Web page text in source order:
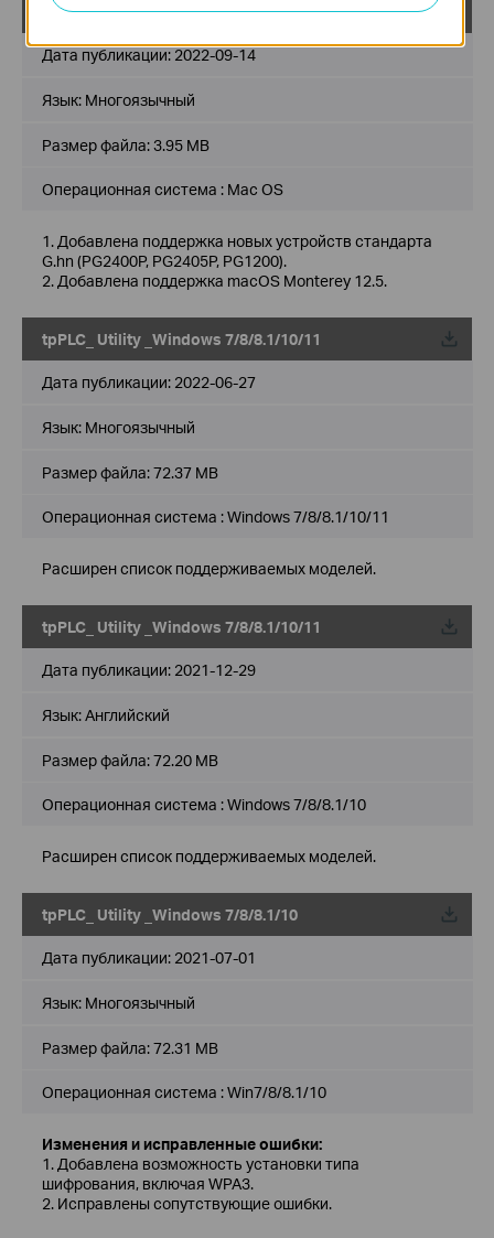
tpPLC_Utility_Mac 12.5
Дата публикации: 2022-09-14
Язык: Многоязычный
Размер файла:3.95 MB
Операционная система : Mac OS
1. Добавлена поддержка новых устройств стандарта
G.hn (PG2400P, PG2405P, PG1200).
2. Добавлена поддержка macOS Monterey 12.5.
tpPLC_ Utility _Windows 7/8/8.1/10/11
Дата публикации: 2022-06-27
Язык: Многоязычный
Размер файла:72.37 MB
Операционная система : Windows 7/8/8.1/10/11
Расширен список поддерживаемых моделей.
tpPLC_ Utility _Windows 7/8/8.1/10/11
Дата публикации: 2021-12-29
Язык:Английский
Размер файла:72.20 MB
Операционная система : Windows 7/8/8.1/10
Расширен список поддерживаемых моделей.
tpPLC_ Utility _Windows 7/8/8.1/10
Дата публикации: 2021-07-01
Язык: Многоязычный
Размер файла:72.31 MB
Операционная система : Win7/8/8.1/10
Изменения и исправленные ошибки:
1. Добавлена возможность установки типа
шифрования, включая WPA3.
2. Исправлены сопутствующие ошибки.